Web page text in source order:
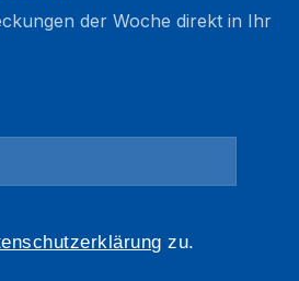
der Woche direkt in Ihr